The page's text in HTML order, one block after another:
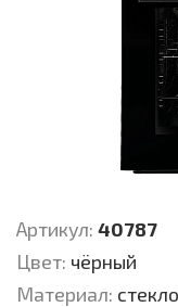
Артикул: 40787
Цвет: чёрный
Материал: стекло